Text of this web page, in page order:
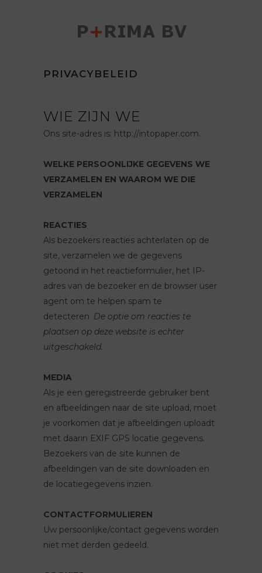
PRIVACYBELEID
WIE ZIJN WE
Ons site-adres is: http://intopaper.com.
WELKE PERSOONLIJKE GEGEVENS WE
VERZAMELEN EN WAAROM WE DIE
VERZAMELEN
REACTIES
Als bezoekers reacties achterlaten op de
site, verzamelen we de gegevens
getoond in het reactieformulier, het IP-
adres van de bezoeker en de browser user
agent om te helpen spam te
detecteren. De optie om reacties te
plaatsen op deze website is echter
uitgeschakeld.
MEDIA
Als je een geregistreerde gebruiker bent
en afbeeldingen naar de site upload, moet
je voorkomen dat je afbeeldingen uploadt
met daarin EXIF GPS locatie gegevens.
Bezoekers van de site kunnen de
afbeeldingen van de site downloaden en
de locatiegegevens inzien.
CONTACTFORMULIEREN
Uw persoonlijke/contact gegevens worden
niet met derden gedeeld.